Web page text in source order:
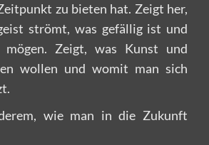
zu bieten hat. Zeigt her,
strömt, was gefällig ist und
mögen. Zeigt, was Kunst und
wollen und womit man sich
wie man in die Zukunft